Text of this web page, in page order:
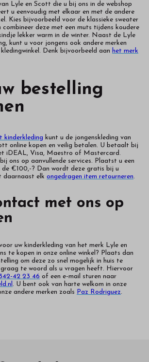
Lyle en Scott die u bij ons in de webshop
u eenvoudig met elkaar en met de andere
Kies bijvoorbeeld voor de klassieke sweater
deze met een muts tijdens koudere
lekker warm in de winter. Naast de Lyle
kunt u voor jongens ook andere merken
Denk bijvoorbeeld aan het merk
bestelling
kinderkleding kunt u de jongenskleding van
online kopen en veilig betalen. U betaalt bij
iDEAL, Visa, Maestro of Mastercard.
ons op aanvullende services. Plaatst u een
de €100,-? Dan wordt deze gratis bij u
daarnaast elk ongedragen item retourneren.
met ons op
uw kinderkleding van het merk Lyle en
te kopen in onze online winkel? Plaats dan
om deze zo snel mogelijk in huis te
te woord als u vragen heeft. Hiervoor
42 23 46 of een e-mail sturen naar
. U bent ook van harte welkom in onze
andere merken zoals Paz Rodriguez.